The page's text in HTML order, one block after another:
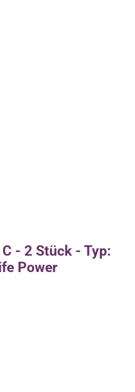
- 2 Stück - Typ:
Power